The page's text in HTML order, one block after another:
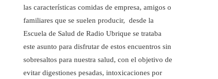
las características comidas de empresa, amigos o
familiares que se suelen producir, desde la
Escuela de Salud de Radio Ubrique se trataba
este asunto para disfrutar de estos encuentros sin
sobresaltos para nuestra salud, con el objetivo de
evitar digestiones pesadas, intoxicaciones por